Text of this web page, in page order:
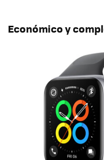
Económico y